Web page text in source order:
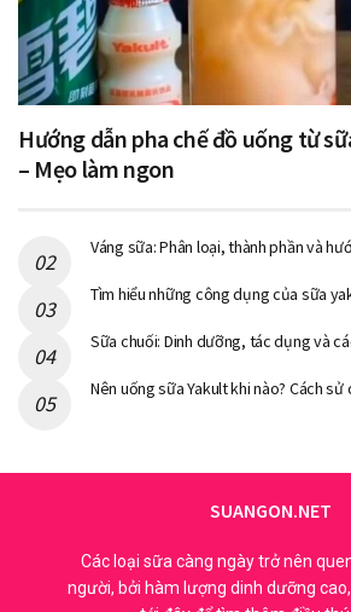
Hướng dẫn pha chế đồ uống từ
– Mẹo làm ngon
Váng sữa: Phân loại, thành phần và
Tìm hiểu những công dụng của sữa
Sữa chuối: Dinh dưỡng, tác dụng và
Nên uống sữa Yakult khi nào? Cách
SUANGON.NET
Các loại sữa càng ngày trở nên
người, bởi hàm lượng dinh dưỡng